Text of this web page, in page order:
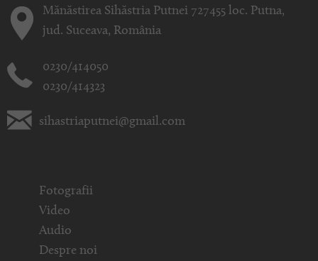
Mănăstirea Sihăstria Putnei 727455 loc. Putna,
jud. Suceava, România
0230/414050
0230/414323
sihastriaputnei@gmail.com
Fotografii
Video
Audio
Despre noi